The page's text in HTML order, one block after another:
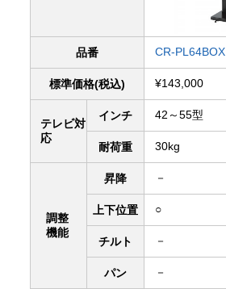
品番 CR-PL64BOX
標準価格(税込) ¥143,000
テレビ対
応
インチ 42～55型
耐荷重 30kg
調整
機能
昇降 －
上下位置 ○
チルト －
パン －